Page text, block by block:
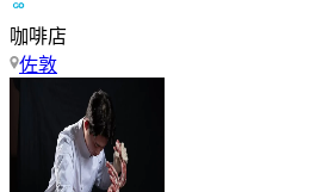
咖啡店
佐敦